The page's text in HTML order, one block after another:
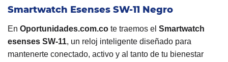
Smartwatch Esenses SW-11 Negro
En Oportunidades.com.co te traemos el Smartwatch
esenses SW-11, un reloj inteligente diseñado para
mantenerte conectado, activo y al tanto de tu bienestar